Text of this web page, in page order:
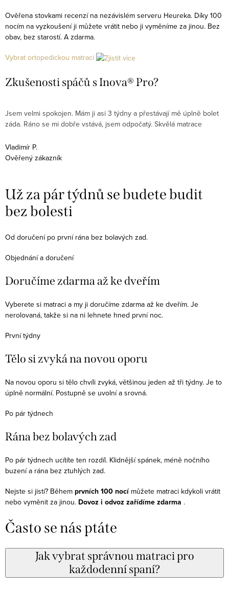
Ověřena stovkami recenzí na nezávislém serveru Heureka. Díky 100
nocím na vyzkoušení ji můžete vrátit nebo ji vyměníme za jinou. Bez
obav, bez starostí. A zdarma.
Vybrat ortopedickou matraci
Zkušenosti spáčů s Inova® Pro?
Jsem velmi spokojen. Mám ji asi 3 týdny a přestávají mě úplně bolet
záda. Ráno se mi dobře vstává, jsem odpočatý. Skvělá matrace
Vladimír P.
Ověřený zákazník
Už za pár týdnů se budete budit
bez bolesti
Od doručení po první rána bez bolavých zad.
Objednání a doručení
Doručíme zdarma až ke dveřím
Vyberete si matraci a my ji doručíme zdarma až ke dveřím. Je
nerolovaná, takže si na ni lehnete hned první noc.
První týdny
Tělo si zvyká na novou oporu
Na novou oporu si tělo chvíli zvyká, většinou jeden až tři týdny. Je to
úplně normální. Postupně se uvolní a srovná.
Po pár týdnech
Rána bez bolavých zad
Po pár týdnech ucítíte ten rozdíl. Klidnější spánek, méně nočního
buzení a rána bez ztuhlých zad.
Nejste si jistí? Během prvních 100 nocímůžete matraci kdykoli vrátit
nebo vyměnit za jinou. Dovoz i odvoz zařídíme zdarma .
Často se nás ptáte
Jak vybrat správnou matraci pro
každodenní spaní?